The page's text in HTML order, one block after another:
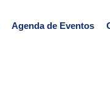
Agenda de Eventos